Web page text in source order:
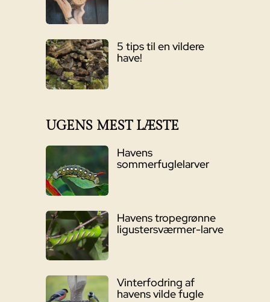
5 tips til en vildere
have!
UGENS MEST LÆSTE
Havens
sommerfuglelarver
Havens tropegrønne
ligustersværmer-larve
Vinterfodring af
havens vilde fugle